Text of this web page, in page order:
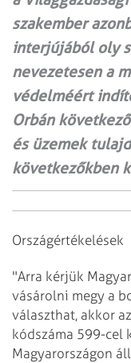
szakember
interjújából oly
nevezetesen a
védelméért
Orbán
és üzemek
következőkben
Országértékelések
"Arra kérjük
vásárolni megy a
választhat, akkor
kódszáma 599-cel
Magyarországon